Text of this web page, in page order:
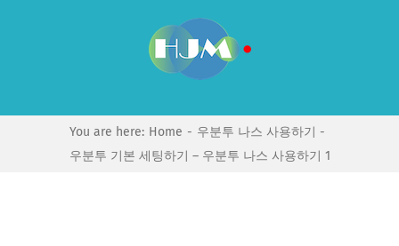
You are here: Home
우분투 나스 사용하기
우분투 기본 세팅하기 – 우분투 나스 사용하기 1